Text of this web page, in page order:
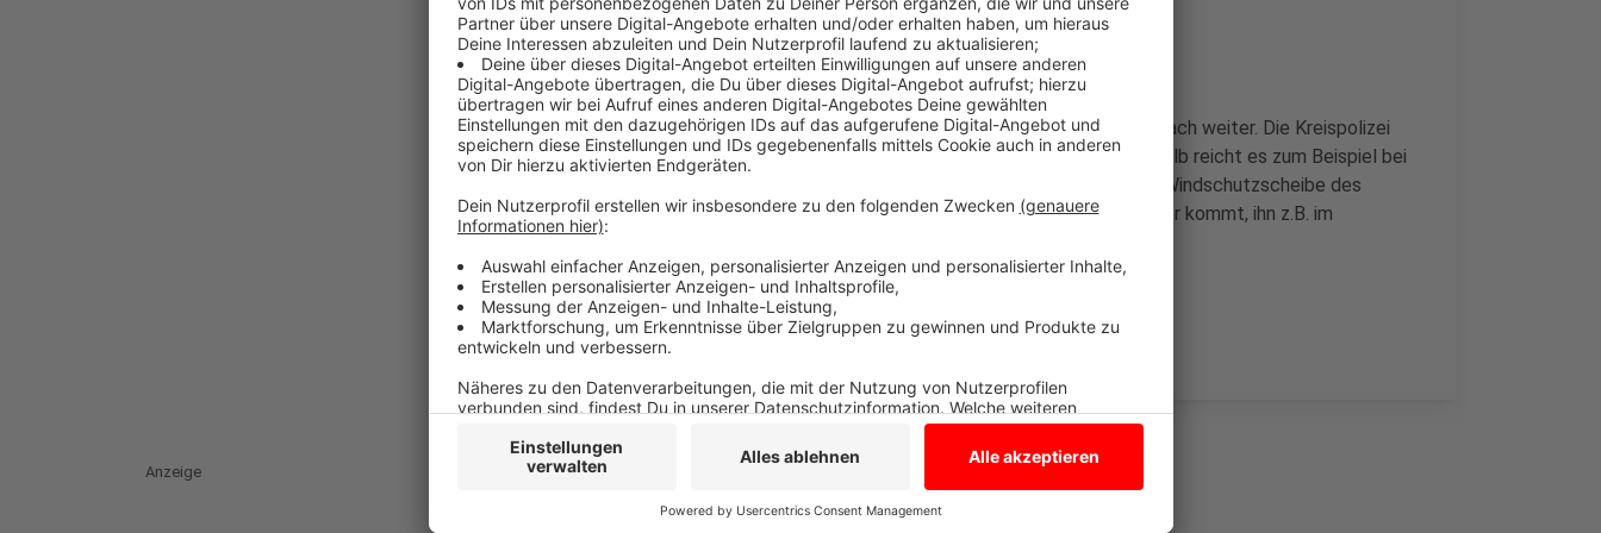
Bei jedem 5. Unfall fährt der Verursacher weiter
Anzeige
Bei jedem 5. Unfall fährt der Verursacher oder ein Beteiligter einfach weiter. Die Kreispolizei
Borken weist darauf hin, dass Unfallflucht eine Straftat ist. Deshalb reicht es zum Beispiel bei
einem Parkplatz-Rempler auch nicht aus, einen Zettel hinter die Windschutzscheibe des
beschädigten Autos zu klemmen. Richtig ist: Warten bis der Fahrer kommt, ihn z.B. im
Anzeige
Anzeige